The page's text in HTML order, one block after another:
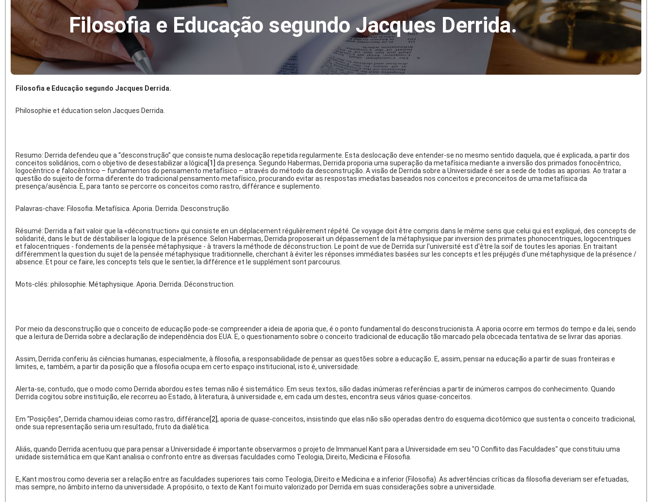
Filosofia e Educação segundo Jacques Derrida.
Filosofia e Educação segundo Jacques Derrida.
Philosophie et éducation selon Jacques Derrida.
Resumo: Derrida defendeu que a “desconstrução” que consiste numa deslocação repetida regularmente. Esta deslocação deve entender-se no mesmo sentido daquela, que é explicada, a partir dos
conceitos solidários, com o objetivo de desestabilizar a lógica[1] da presença. Segundo Habermas, Derrida proporia uma superação da metafísica mediante a inversão dos primados fonocêntrico,
logocêntrico e falocêntrico – fundamentos do pensamento metafísico – através do método da desconstrução. A visão de Derrida sobre a Universidade é ser a sede de todas as aporias. Ao tratar a
questão do sujeito de forma diferente do tradicional pensamento metafísico, procurando evitar as respostas imediatas baseados nos conceitos e preconceitos de uma metafísica da
presença/ausência. E, para tanto se percorre os conceitos como rastro, différance e suplemento.
Palavras-chave: Filosofia. Metafísica. Aporia. Derrida. Desconstrução.
Résumé: Derrida a fait valoir que la «déconstruction» qui consiste en un déplacement régulièrement répété. Ce voyage doit être compris dans le même sens que celui qui est expliqué, des concepts de
solidarité, dans le but de déstabiliser la logique de la présence. Selon Habermas, Derrida proposerait un dépassement de la métaphysique par inversion des primates phonocentriques, logocentriques
et falocentriques - fondements de la pensée métaphysique - à travers la méthode de déconstruction. Le point de vue de Derrida sur l'université est d'être la soif de toutes les aporias. En traitant
différemment la question du sujet de la pensée métaphysique traditionnelle, cherchant à éviter les réponses immédiates basées sur les concepts et les préjugés d'une métaphysique de la présence /
absence. Et pour ce faire, les concepts tels que le sentier, la différence et le supplément sont parcourus.
Mots-clés: philosophie. Métaphysique. Aporia. Derrida. Déconstruction.
Por meio da desconstrução que o conceito de educação pode-se compreender a ideia de aporia que, é o ponto fundamental do desconstrucionista. A aporia ocorre em termos do tempo e da lei, sendo
que a leitura de Derrida sobre a declaração de independência dos EUA. E, o questionamento sobre o conceito tradicional de educação tão marcado pela obcecada tentativa de se livrar das aporias.
Assim, Derrida conferiu às ciências humanas, especialmente, à filosofia, a responsabilidade de pensar as questões sobre a educação. E, assim, pensar na educação a partir de suas fronteiras e
limites, e, também, a partir da posição que a filosofia ocupa em certo espaço institucional, isto é, universidade.
Alerta-se, contudo, que o modo como Derrida abordou estes temas não é sistemático. Em seus textos, são dadas inúmeras referências a partir de inúmeros campos do conhecimento. Quando
Derrida cogitou sobre instituição, ele recorreu ao Estado, à literatura, à universidade e, em cada um destes, encontra seus vários quase-conceitos.
Em “Posições”, Derrida chamou ideias como rastro, différance[2], aporia de quase-conceitos, insistindo que elas não são operadas dentro do esquema dicotômico que sustenta o conceito tradicional,
onde sua representação seria um resultado, fruto da dialética.
Aliás, quando Derrida acentuou que para pensar a Universidade é importante observarmos o projeto de Immanuel Kant para a Universidade em seu "O Conflito das Faculdades" que constituiu uma
unidade sistemática em que Kant analisa o confronto entre as diversas faculdades como Teologia, Direito, Medicina e Filosofia.
E, Kant mostrou como deveria ser a relação entre as faculdades superiores tais como Teologia, Direito e Medicina e a inferior (Filosofia). As advertências críticas da filosofia deveriam ser efetuadas,
mas sempre, no âmbito interno da universidade. A propósito, o texto de Kant foi muito valorizado por Derrida em suas considerações sobre a universidade.